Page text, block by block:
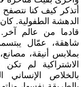
أتذكر كيف كنا
الدهشة الطفولية.
قادما من عالم
شاهقة، عمّال
بملابس أنيقة،
الاشتراكية لم
بالخلاص الإنساني